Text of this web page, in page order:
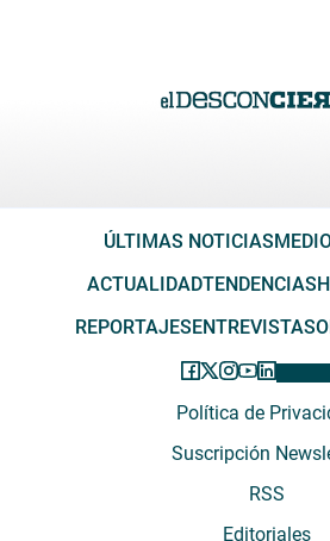
ÚLTIMAS NOTICIAS
ACTUALIDADTENDENCIAS
REPORTAJES ENTREVISTAS
Política de
Suscripción
RSS
Editoriales